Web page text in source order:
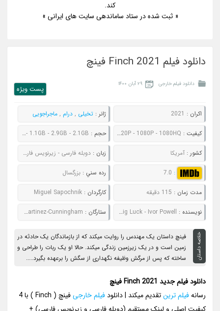
کند.
« ثبت شده در ستاد ساماندهی سایت های ایرانی »
دانلود فیلم Finch 2021 فینچ
دانلود فیلم خارجی ۲۹ آبان ۱۴۰۰
پست ويژه
اکران : 2021 ژانر : تخیلی , درام , ماجراجویی
کيفيت : 480P - 720P - 1080P - 1080HQ حجم : 781MB - 1.1GB - 2.9GB - 2.1GB
کشور :آمریکا زبان : دوبله فارسی - زیرنویس فارسی
:
7.0 رده سني : بزرگسال
مدت زمان : 115 دقیقه کارگردان : Miguel Sapochnik
نويسنده : Craig Luck - Ivor Powell ستارگان : Tom Hanks | Caleb Landry Jones | Marie Wagenman | Lora Martinez-Cunningham
خلاصه داستان
فینچ داستان یک مهندس را روایت میکند که از بازماندگان یک حادثه در
زمین است و در یک زیرزمین زندگی میکند. حالا او یک ربات را طراحی و
ساخته که پس از مرگش وظیفه نگهداری از سگش را برعهده بگیرد.....
دانلود فیلم جدید Finch 2021 فینچ
رسانهفیلم ترینتقدیم میکند | دانلودفیلم خارجی
فینچ ( Finch ) با 4